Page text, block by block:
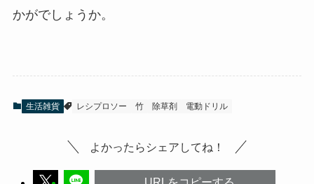
かがでしょうか。
生活雑貨 レシプロソー 竹 除草剤 電動ドリル
よかったらシェアしてね！